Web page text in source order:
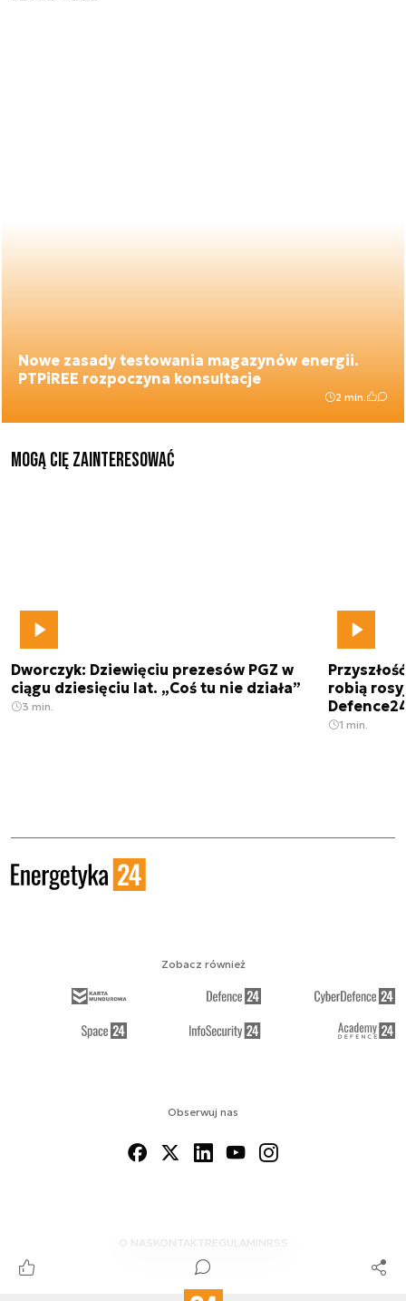
Nowe zasady testowania magazynów energii.
PTPiREE rozpoczyna konsultacje
2 min.
Mogą Cię zainteresować
Dworczyk: Dziewięciu prezesów PGZ w
ciągu dziesięciu lat. „Coś tu nie działa”
3 min.
robią
1 min.
Obserwuj nas
O NAS KONTAKTREGULAMINRSS
Zobacz również